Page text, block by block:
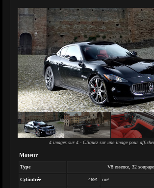
4 images sur 4 - Cliquez sur une image pour
Moteur
Type V8 essence, 32
Cylindrée 4691 cm³